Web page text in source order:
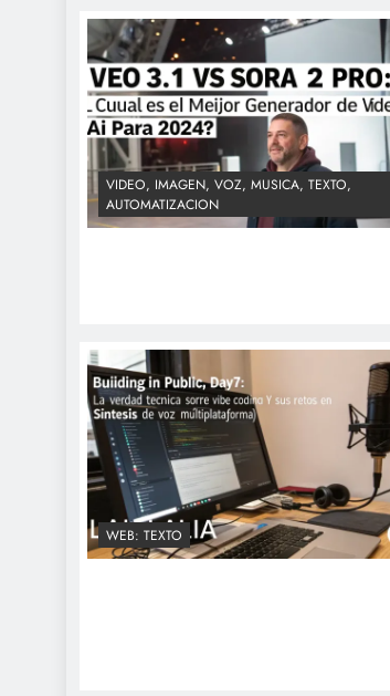
VIDEO, IMAGEN, VOZ, MUSICA, TEXTO,
AUTOMATIZACION
WEB: TEXTO